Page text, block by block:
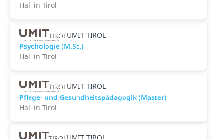
Hall in Tirol
UMIT TIROL
Psychologie (M.Sc.)
Hall in Tirol
UMIT TIROL
Pflege- und Gesundheitspädagogik (Master)
Hall in Tirol